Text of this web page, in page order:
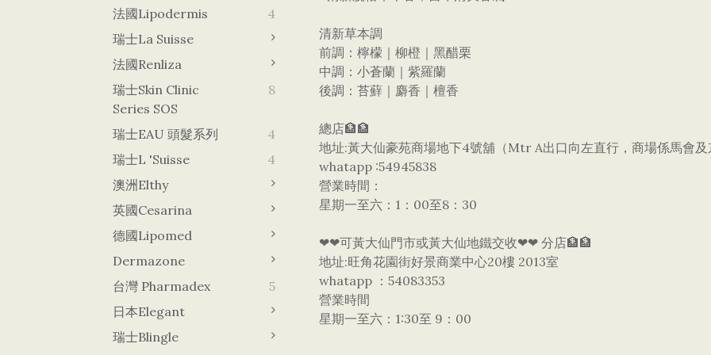
法國Lipodermis
4
瑞士La Suisse
法國Renliza
瑞士Skin Clinic
Series SOS
8
瑞士EAU 頭髮系列
4
瑞士L 'Suisse
4
澳洲Elthy
英國Cesarina
德國lipomed
Dermazone
台灣 Pharmadex
5
日本Elegant
瑞士Blingle
清新草本調
前調：檸檬｜柳橙｜黑醋栗
中調：小蒼蘭｜紫羅蘭
後調：苔蘚｜麝香｜檀香
總店🏦🏦
地址:黃大仙豪苑商場地下4號舖（Mtr A出口向左直行，商場係馬會及
whatapp :54945838
營業時間：
星期一至六：1：00至8：30
❤❤可黃大仙門市或黃大仙地鐵交收❤❤ 分店🏦🏦
地址:旺角花園街好景商業中心20樓 2013室
whatapp ：54083353
營業時間
星期一至六：1:30至 9：00